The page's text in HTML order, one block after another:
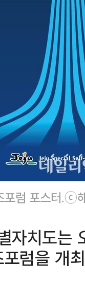
포럼 포스터.ⓒ
자치도
럼을 개